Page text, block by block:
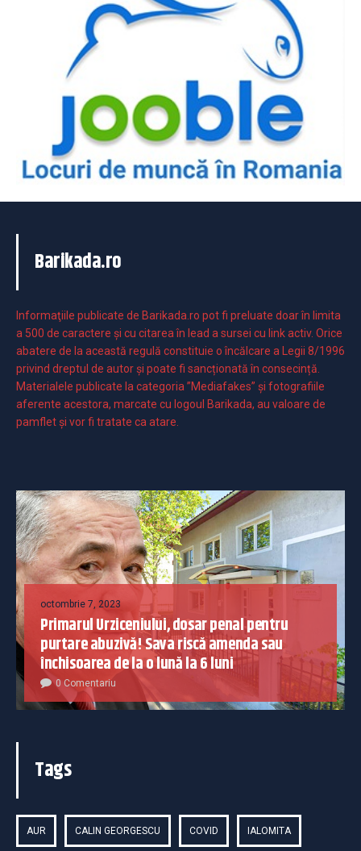
Barikada.ro
Informaţiile publicate de Barikada.ro pot fi preluate doar în limita
a 500 de caractere şi cu citarea în lead a sursei cu link activ. Orice
abatere de la această regulă constituie o încălcare a Legii 8/1996
privind dreptul de autor și poate fi sancționată în consecință.
Materialele publicate la categoria ”Mediafakes” și fotografiile
aferente acestora, marcate cu logoul Barikada, au valoare de
pamflet și vor fi tratate ca atare.
octombrie 7, 2023
Primarul Urziceniului, dosar penal pentru
purtare abuzivă! Sava riscă amenda sau
închisoarea de la o lună la 6 luni
0 Comentariu
Tags
AUR CALIN GEORGESCU COVID IALOMITA